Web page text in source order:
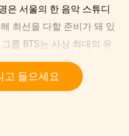
은 서울의 한 음악 스튜디
최선을 다할 준비가 돼 있
룹 BTS는 사상 최대의 유
치웠습니다. 107개국의 약
트를 지켜봤습니다. 이 숫
고 들으세요